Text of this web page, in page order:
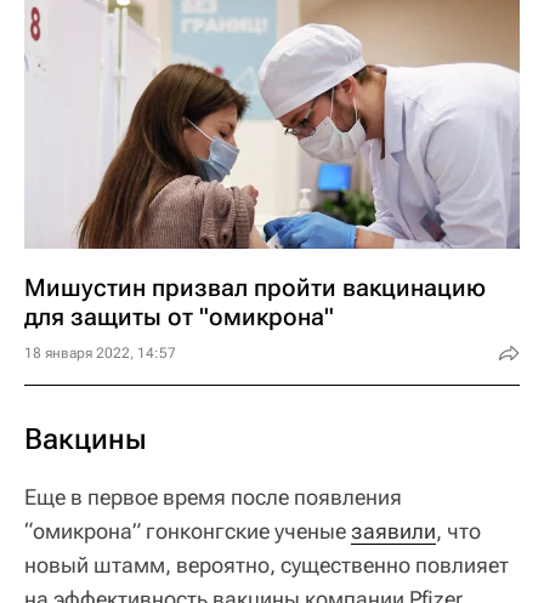
Мишустин призвал пройти вакцинацию
для защиты от "омикрона"
18 января 2022, 14:57
Вакцины
Еще в первое время после появления
“омикрона” гонконгские ученыезаявили, что
новый штамм, вероятно, существенно повлияет